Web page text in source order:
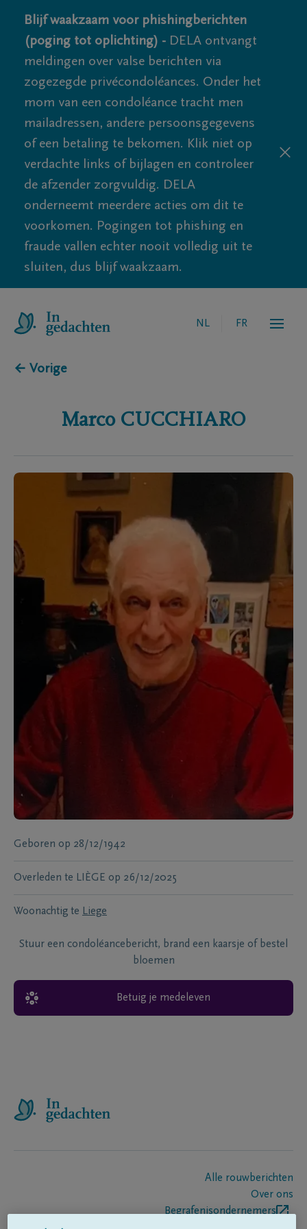
Blijf waakzaam voor phishingberichten
(poging tot oplichting) - DELA ontvangt
meldingen over valse berichten via
zogezegde privécondoléances. Onder het
mom van een condoléance tracht men
mailadressen, andere persoonsgegevens
of een betaling te bekomen. Klik niet op
verdachte links of bijlagen en controleer
de afzender zorgvuldig. DELA
onderneemt meerdere acties om dit te
voorkomen. Pogingen tot phishing en
fraude vallen echter nooit volledig uit te
sluiten, dus blijf waakzaam.
NL FR
← Vorige
Marco CUCCHIARO
Geboren op 28/12/1942
Overleden te LIÈGE op 26/12/2025
Woonachtig te Liege
Stuur een condoléancebericht, brand een kaarsje of bestel
bloemen
Betuig je medeleven
Alle rouwberichten
Over ons
Begrafenisondernemers